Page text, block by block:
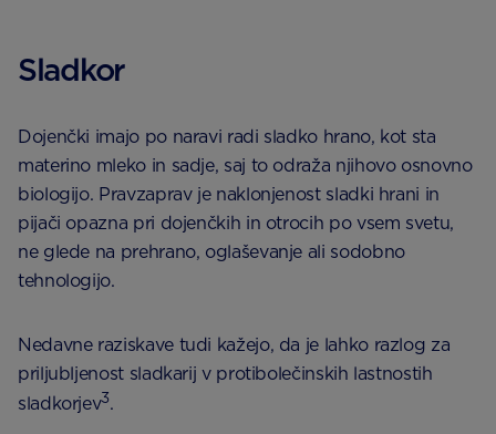
Sladkor
Dojenčki imajo po naravi radi sladko hrano, kot sta
materino mleko in sadje, saj to odraža njihovo osnovno
biologijo. Pravzaprav je naklonjenost sladki hrani in
pijači opazna pri dojenčkih in otrocih po vsem svetu,
ne glede na prehrano, oglaševanje ali sodobno
tehnologijo.
Nedavne raziskave tudi kažejo, da je lahko razlog za
priljubljenost sladkarij v protibolečinskih lastnostih
sladkorjev3.